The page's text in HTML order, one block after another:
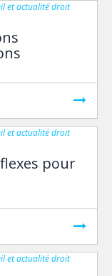
et actualité droit
et actualité droit
pour
et actualité droit